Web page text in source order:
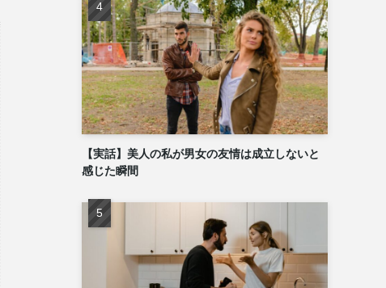
【実話】美人の私が男女の友情は成立しないと
感じた瞬間